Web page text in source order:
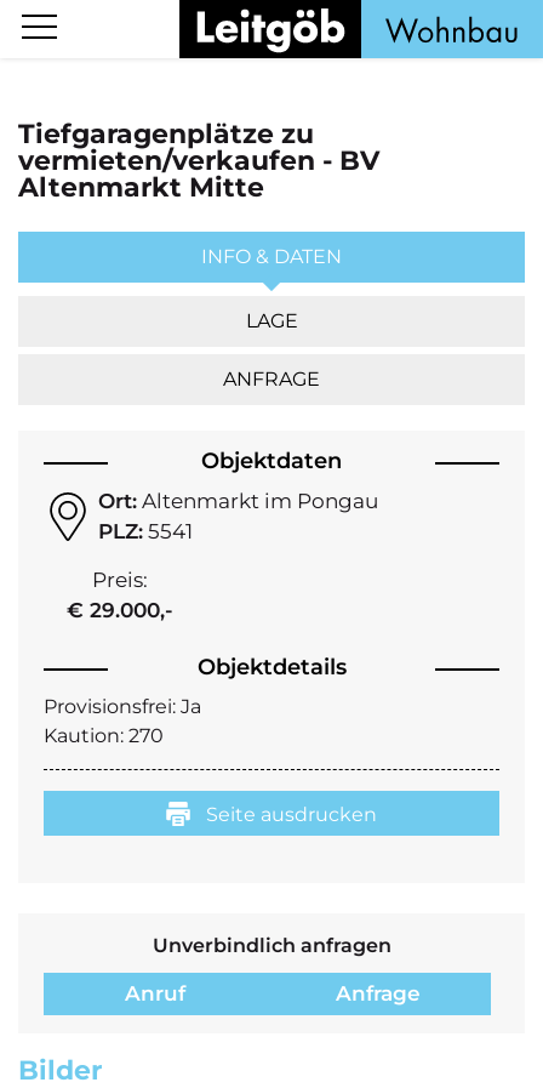
Tiefgaragenplätze zu
vermieten/verkaufen - BV
Altenmarkt Mitte
INFO & DATEN
LAGE
ANFRAGE
Objektdaten
Ort:Altenmarkt im Pongau
PLZ:5541
Preis:
€ 29.000,-
Objektdetails
Provisionsfrei:Ja
Kaution:270
Seite ausdrucken
Unverbindlich anfragen
Anruf Anfrage
Bilder